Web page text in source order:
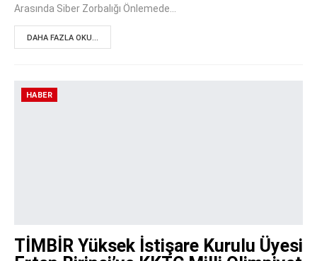
Arasında Siber Zorbalığı Önlemede…
DAHA FAZLA OKU...
HABER
TİMBİR Yüksek İstişare Kurulu Üyesi